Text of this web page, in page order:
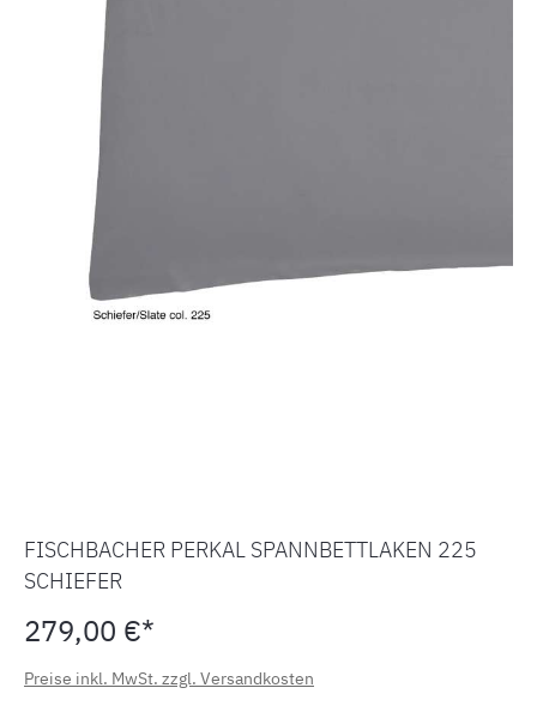
FISCHBACHER PERKAL SPANNBETTLAKEN 225
SCHIEFER
279,00 €*
Preise inkl. MwSt. zzgl. Versandkosten